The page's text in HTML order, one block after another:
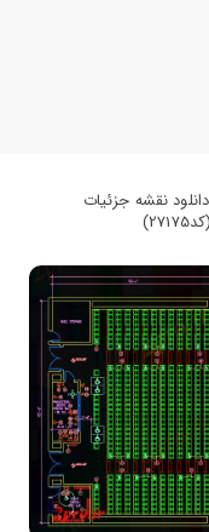
نقشه جزئیات